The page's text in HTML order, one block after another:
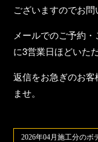
ございますのでお問
メールでのご予約
に3営業日ほどいた
返信をお急ぎのお
ませ。
2026年04月施工分のボ